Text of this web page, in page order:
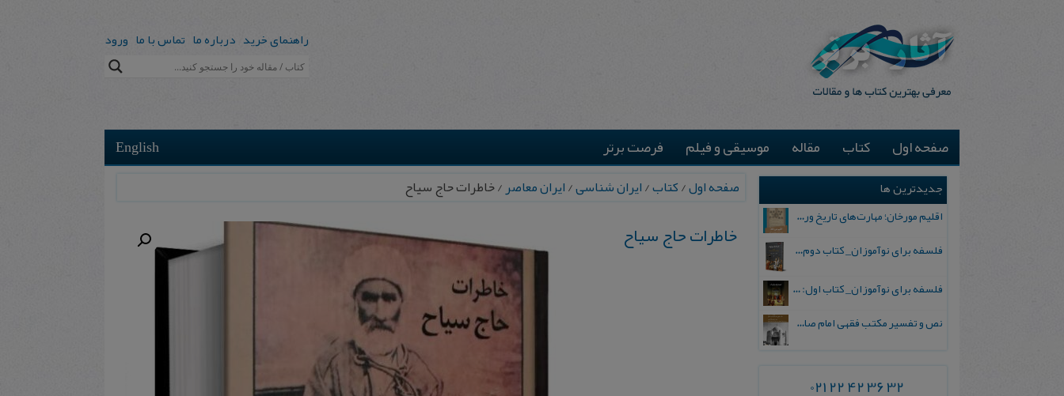
راهنمای خرید درباره ما تماس با ما ورود
English صفحه اول کتاب مقاله موسیقی و فیلم فرصت برتر
صفحه اول/کتاب/ایران شناسی/ایران معاصر/ خاطرات حاج سیاح
خاطرات حاج سیاح
جدیدترین ها
اقلیم مورخان؛ مهارت‌های تاریخ ورزی علمی
فلسفه برای نوآموزان_ کتاب دوم: پرسش درباره واقعیت و معرفت
فلسفه برای نوآموزان_ کتاب اول: تردید در باورهای رایج
نص و تفسیر مکتب فقهی امام صادق علیه السلام
021 22 42 36 32